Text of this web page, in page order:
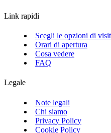
Link rapidi
Scegli le opzioni di
Orari di apertura
Cosa vedere
FAQ
Legale
Note legali
Chi siamo
Privacy Policy
Cookie Policy